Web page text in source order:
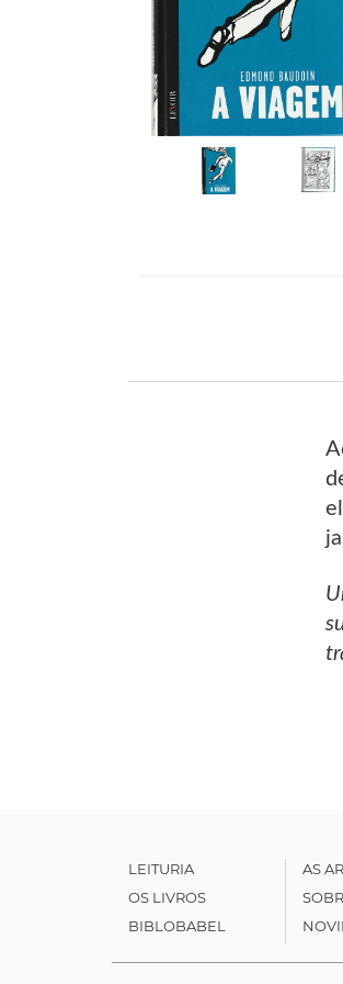
LEITURIA
OS LIVROS
BIBLOBABEL
AS